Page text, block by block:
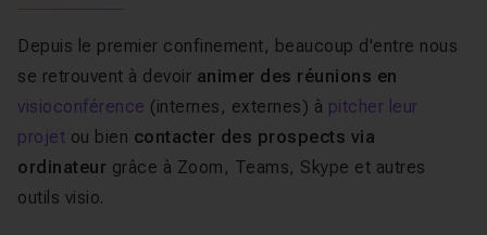
Depuis le premier confinement, beaucoup d'entre nous
se retrouvent à devoir animer des réunions en
visioconférence (internes, externes) à pitcher leur
projet ou bien contacter des prospects via
ordinateur grâce à Zoom, Teams, Skype et autres
outils visio.